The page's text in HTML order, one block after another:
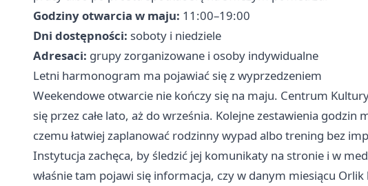
Godziny otwarcia w maju: 11:00–19:00
Dni dostępności: soboty i niedziele
Adresaci: grupy zorganizowane i osoby indywidualne
Letni harmonogram ma pojawiać się z wyprzedzeniem
Weekendowe otwarcie nie kończy się na maju. Centrum
się przez całe lato, aż do września. Kolejne zestawienia godzin
czemu łatwiej zaplanować rodzinny wypad albo trening bez
Instytucja zachęca, by śledzić jej komunikaty na stronie i w
właśnie tam pojawi się informacja, czy w danym miesiącu